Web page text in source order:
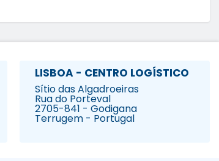
LISBOA - CENTRO LOGÍSTICO
Sítio das Algadroeiras
Rua do Porteval
2705-841 - Godigana
Terrugem - Portugal